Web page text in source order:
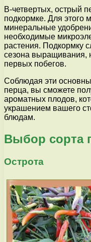
В-четвертых, острый
подкормке. Для этого
минеральные
необходимые
растения. Подкормку
сезона выращивания,
первых побегов.
Соблюдая эти
перца, вы сможете
ароматных плодов,
украшением вашего
блюдам.
Выбор сорта
Острота